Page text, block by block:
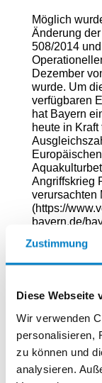
Zustimmung
Diese Webseite
Wir verwenden
personalisieren,
zu können und
analysieren.
Möglich
Änderung
508/2014
Dezember
wurde. Um
verfügbaren
hat Bayern
heute in
Angriffskrieg
verursachten
(https://
bayern.de/
detailliertere
stehen im
(https://
zur
zum 15.
Ob ein